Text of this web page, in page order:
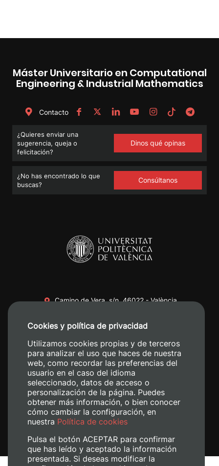
Máster Universitario en Computational
Engineering & Industrial Mathematics
Contacto
¿Quieres enviar una
sugerencia, queja o
felicitación?
Dinos qué opinas
¿No has encontrado lo que
buscas?
Consúltanos
Camino de Vera, s/n. 46022 - València
+34 620 04 00 50
Cookies y política de privacidad
Utilizamos cookies propias y de terceros
para analizar el uso que haces de nuestra
web, como recordar las preferencias del
usuario en el caso del idioma
seleccionado, datos de acceso o
personalización de la página. Puedes
obtener más información, o bien conocer
cómo cambiar la configuración, en
nuestra Política de cookies
Pulsa el botón ACEPTAR para confirmar
que has leído y aceptado la información
presentada. Si deseas modificar la